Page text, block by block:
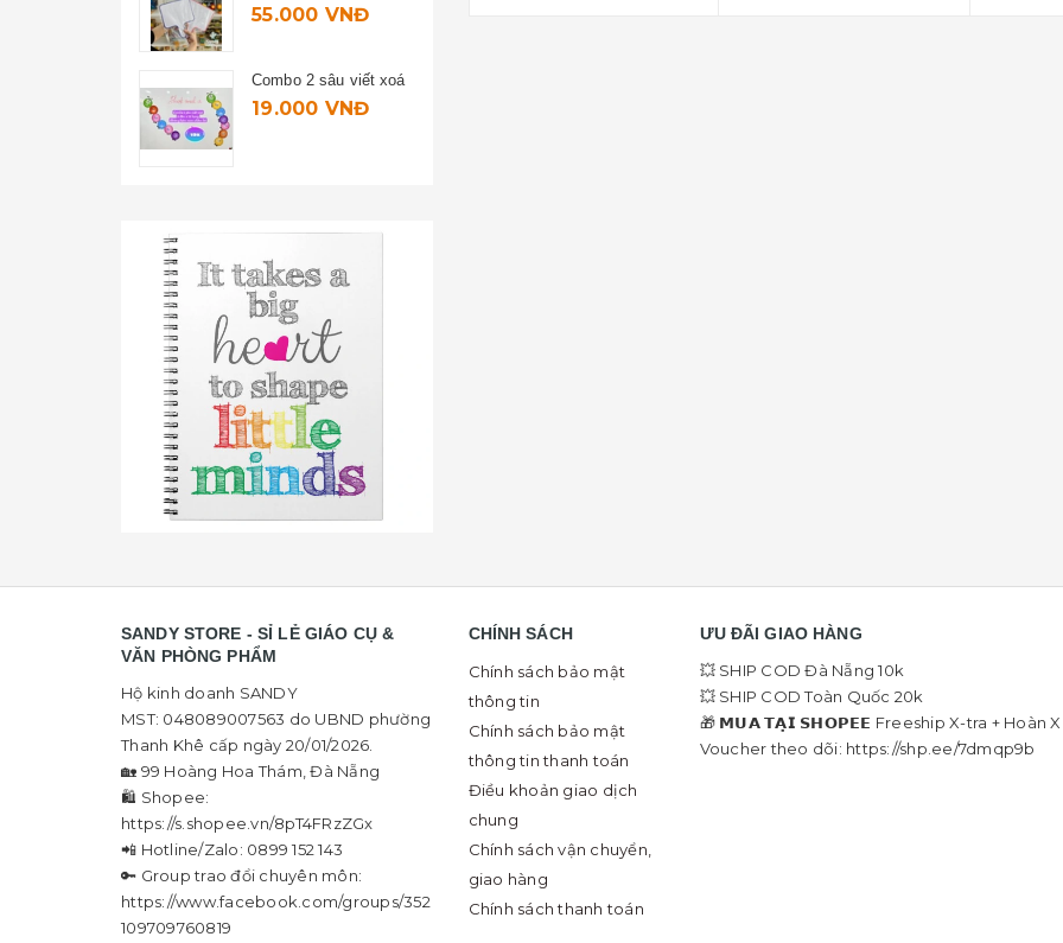
55.000 VNĐ
Combo 2 sâu viết xoá
19.000 VNĐ
SANDY STORE - SỈ LẺ GIÁO CỤ &
VĂN PHÒNG PHẨM
Hộ kinh doanh SANDY
MST: 048089007563 do UBND phường
Thanh Khê cấp ngày 20/01/2026.
🏡 99 Hoàng Hoa Thám, Đà Nẵng
🛍 Shopee:
https://s.shopee.vn/8pT4FRzZGx
📲 Hotline/Zalo: 0899 152 143
🔑 Group trao đổi chuyên môn:
https://www.facebook.com/groups/352
109709760819
CHÍNH SÁCH
Chính sách bảo mật
thông tin
Chính sách bảo mật
thông tin thanh toán
Điều khoản giao dịch
chung
Chính sách vận chuyển,
giao hàng
Chính sách thanh toán
ƯU ĐÃI GIAO HÀNG
💥 SHIP COD Đà Nẵng 10k
💥 SHIP COD Toàn Quốc 20k
🎁 𝗠𝗨𝗔 𝗧𝗔̣𝗜 𝗦𝗛𝗢𝗣𝗘𝗘 Freeship X-tra + Hoàn
Voucher theo dõi: https://shp.ee/7dmqp9b